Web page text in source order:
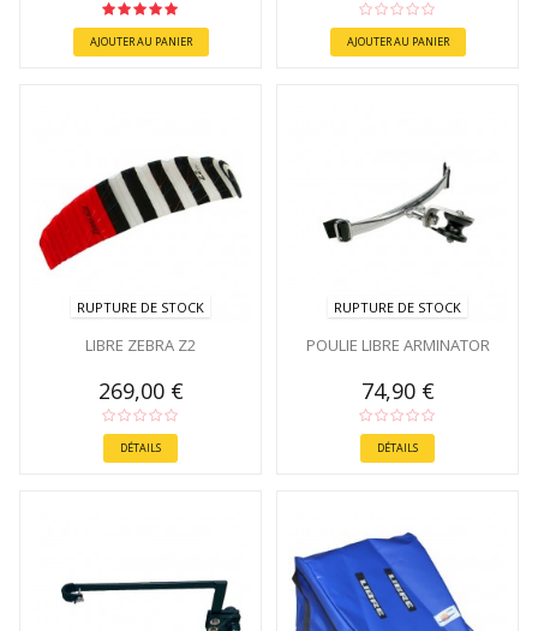
AJOUTER AU PANIER AJOUTER AU PANIER
RUPTURE DE STOCK
LIBRE ZEBRA Z2
269,00 €
DÉTAILS
RUPTURE DE STOCK
POULIE LIBRE ARMINATOR
74,90 €
DÉTAILS